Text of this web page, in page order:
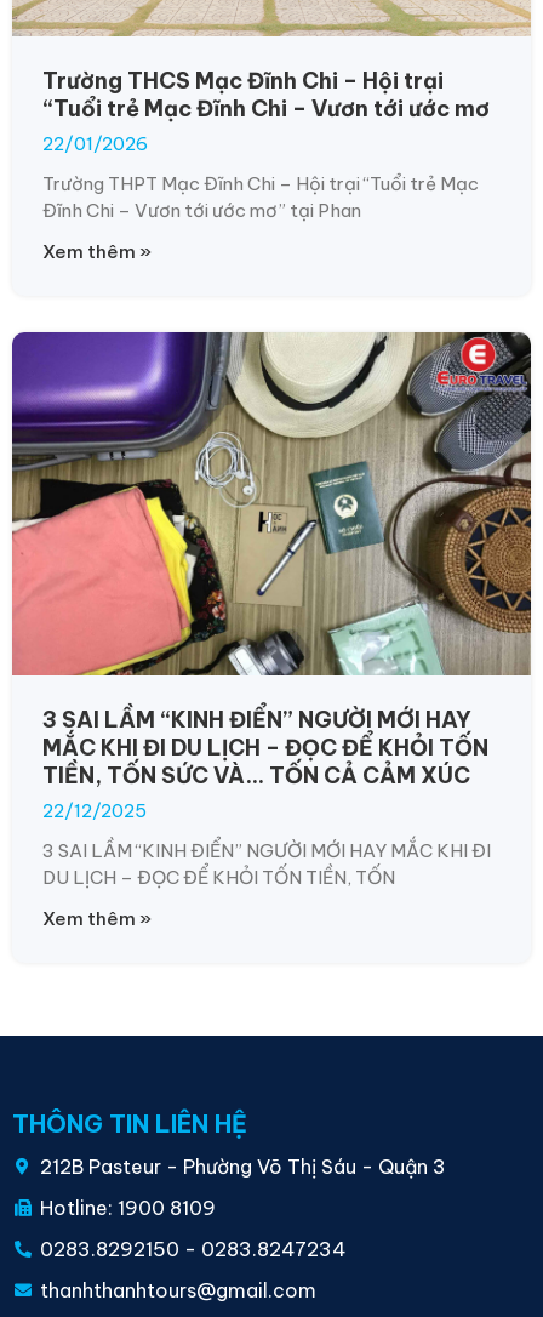
Trường THCS Mạc Đĩnh Chi – Hội trại
“Tuổi trẻ Mạc Đĩnh Chi – Vươn tới ước mơ
22/01/2026
Trường THPT Mạc Đĩnh Chi – Hội trại “Tuổi trẻ Mạc
Đĩnh Chi – Vươn tới ước mơ” tại Phan
Xem thêm »
3 SAI LẦM “KINH ĐIỂN” NGƯỜI MỚI HAY
MẮC KHI ĐI DU LỊCH – ĐỌC ĐỂ KHỎI TỐN
TIỀN, TỐN SỨC VÀ… TỐN CẢ CẢM XÚC
22/12/2025
3 SAI LẦM “KINH ĐIỂN” NGƯỜI MỚI HAY MẮC KHI ĐI
DU LỊCH – ĐỌC ĐỂ KHỎI TỐN TIỀN, TỐN
Xem thêm »
THÔNG TIN LIÊN HỆ
212B Pasteur - Phường Võ Thị Sáu - Quận 3
Hotline: 1900 8109
0283.8292150 - 0283.8247234
thanhthanhtours@gmail.com